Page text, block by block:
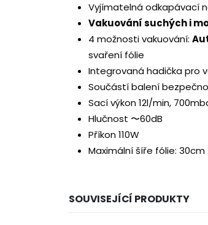
Vyjímatelná odkapávací
Vakuování suchých i
4 možnosti vakuování:
svaření fólie
Integrovaná hadička pro
Součástí balení
Sací výkon 12l/min,
Hlučnost 〜60dB
Příkon 110W
Maximální šíře fólie: 30cm
SOUVISEJÍCÍ PRODUKTY